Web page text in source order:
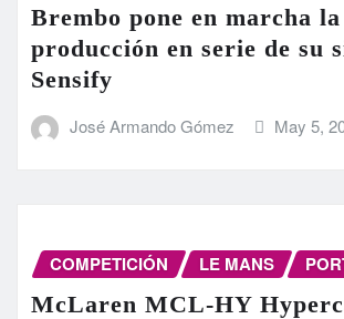
Brembo pone en marcha la
producción en serie de su
Sensify
José Armando Gómez May 5,
COMPETICIÓN LE MANS
McLaren MCL-HY